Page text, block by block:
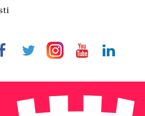
TwitterInstragramYoutubeLinkedin